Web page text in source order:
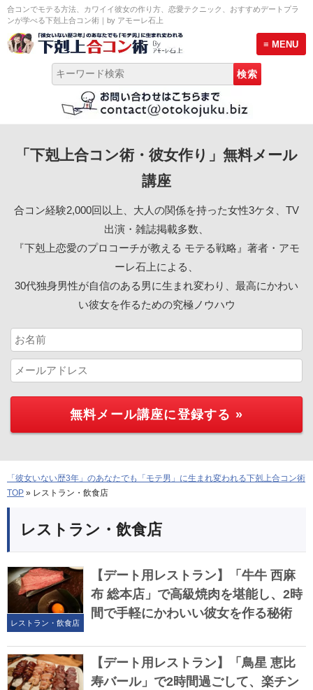
合コンでモテる方法、カワイイ彼女の作り方、恋愛テクニック、おすすめデートプラ
ンが学べる下剋上合コン術｜by アモーレ石上
≡ MENU
プロ合コン幹事養成講座 説明会
サービス案内
恋愛プロフィール
「下剋上合コン術・彼女作り」無料メール
講座
合コン経験2,000回以上、大人の関係を持った女性3ケタ、TV
出演・雑誌掲載多数、
『下剋上恋愛のプロコーチが教える モテる戦略』著者・アモ
ーレ石上による、
30代独身男性が自信のある男に生まれ変わり、最高にかわい
い彼女を作るための究極ノウハウ
「彼女いない歴3年」のあなたでも「モテ男」に生まれ変われる下剋上合コン術
TOP » レストラン・飲食店
レストラン・飲食店
レストラン・飲食店
【デート用レストラン】「牛牛 西麻
布 総本店」で高級焼肉を堪能し、2時
間で手軽にかわいい彼女を作る秘術
【デート用レストラン】「鳥星 恵比
寿バール」で2時間過ごして、楽チン